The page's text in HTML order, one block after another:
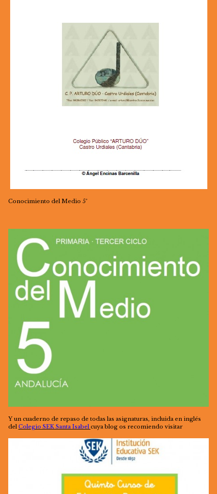
Conocimiento del Medio 5º
Y un cuaderno de repaso de todas las asignaturas, incluida en inglés
del Colegio SEK Santa Isabel cuya blog os recomiendo visitar